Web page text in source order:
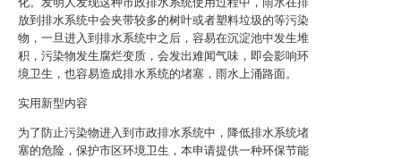
放到排水系统中会夹带较多的树叶或者塑料垃圾的等污染
物，一旦进入到排水系统中之后，容易在沉淀池中发生堆
积，污染物发生腐烂变质，会发出难闻气味，即会影响环
境卫生，也容易造成排水系统的堵塞，雨水上涌路面。
实用新型内容
为了防止污染物进入到市政排水系统中，降低排水系统堵
塞的危险，保护市区环境卫生，本申请提供一种环保节能